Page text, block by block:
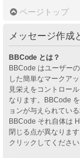
ページトップ
メッセージ作成
BBCode とは？
BBCode はユーザー
した簡単なマークア
見栄えをコントロー
なります。BBCode
ョンが与えられてい
BBCode それ自体は
閉じる点が異なりま
クリックしてください